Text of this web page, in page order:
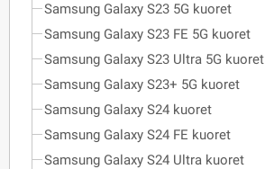
Samsung Galaxy S23 5G kuoret
Samsung Galaxy S23 FE 5G kuoret
Samsung Galaxy S23 Ultra 5G kuoret
Samsung Galaxy S23+ 5G kuoret
Samsung Galaxy S24 kuoret
Samsung Galaxy S24 FE kuoret
Samsung Galaxy S24 Ultra kuoret